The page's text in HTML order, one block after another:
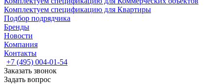
Комплектуем спецификацию для Квартиры
Подбор подрядчика
Бренды
Новости
Компания
Контакты
+7 (495) 004-01-54
Заказать звонок
Задать вопрос